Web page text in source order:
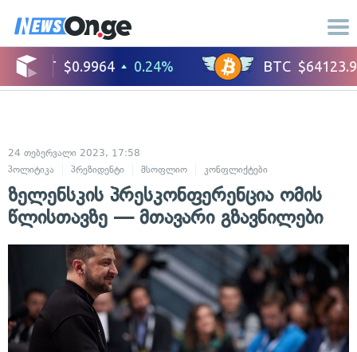
24 თებერვალი 2023, 17:58
პოლიტიკა
პრეზიდენტი მსოფლიო კონფლიქტები
ზელენსკის პრესკონფერენცია ომის
წლისთავზე — მთავარი გზავნილები